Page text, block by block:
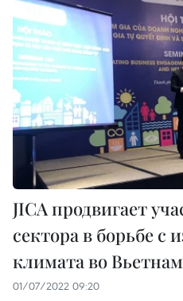
JICA продвигает
сектора в борьбе с
климата во
01/07/2022 09:20